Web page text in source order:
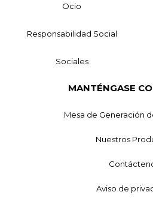
Ocio
Responsabilidad Social
Sociales
MANTÉNGASE
Mesa de Generación
Nuestros
Aviso de